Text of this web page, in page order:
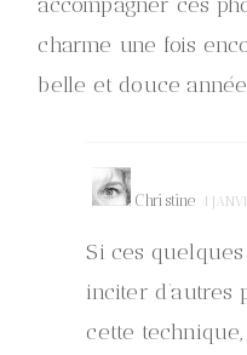
charme une fois
belle et douce année
Christine 4
Si ces
inciter d’autres
cette